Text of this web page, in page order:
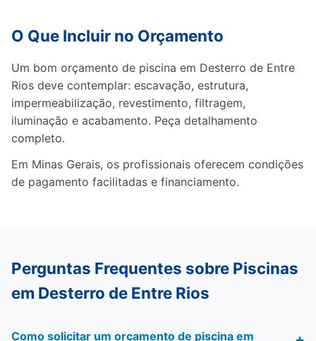
O Que Incluir no Orçamento
Um bom orçamento de piscina em Desterro de Entre
Rios deve contemplar: escavação, estrutura,
impermeabilização, revestimento, filtragem,
iluminação e acabamento. Peça detalhamento
completo.
Em Minas Gerais, os profissionais oferecem condições
de pagamento facilitadas e financiamento.
Perguntas Frequentes sobre Piscinas
em Desterro de Entre Rios
Como solicitar um orçamento de piscina em